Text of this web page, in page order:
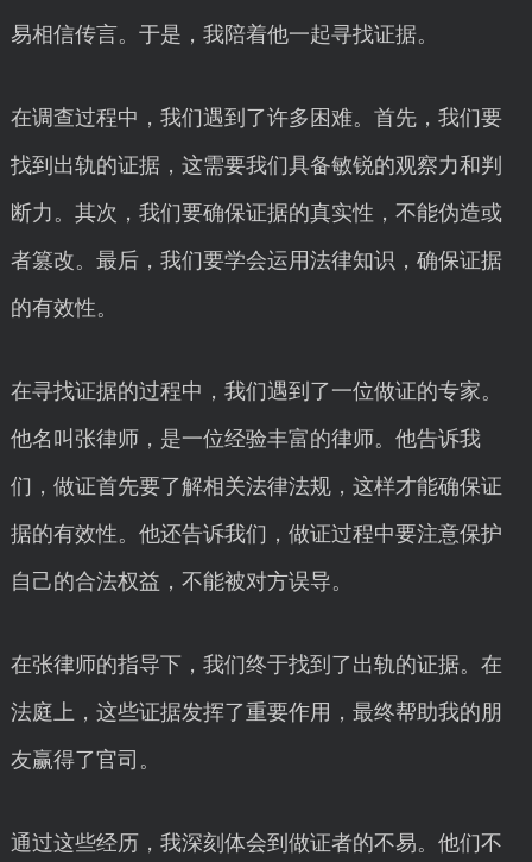
易相信传言。于是，我陪着他一起寻找证据。
在调查过程中，我们遇到了许多困难。首先，我们要
找到出轨的证据，这需要我们具备敏锐的观察力和判
断力。其次，我们要确保证据的真实性，不能伪造或
者篡改。最后，我们要学会运用法律知识，确保证据
的有效性。
在寻找证据的过程中，我们遇到了一位做证的专家。
他名叫张律师，是一位经验丰富的律师。他告诉我
们，做证首先要了解相关法律法规，这样才能确保证
据的有效性。他还告诉我们，做证过程中要注意保护
自己的合法权益，不能被对方误导。
在张律师的指导下，我们终于找到了出轨的证据。在
法庭上，这些证据发挥了重要作用，最终帮助我的朋
友赢得了官司。
通过这些经历，我深刻体会到做证者的不易。他们不